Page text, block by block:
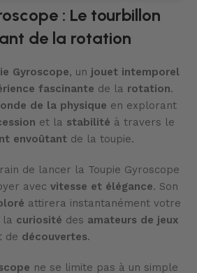
: Le tourbillon
de la rotation
Gyroscope, un jouet intemporel
fascinante de la rotation.
de la physique en explorant
et la stabilité à travers le
envoûtantde la toupie.
de lancer la Toupie Gyroscope
avec vitesse et élégance. Son
attirera instantanément votre
curiosité des amateurs de jeux
de découvertes.
ne se limite pas à un simple